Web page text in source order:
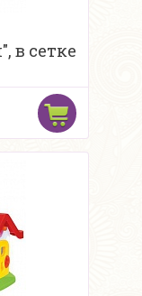
в сетке